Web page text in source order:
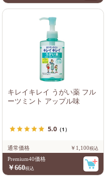
キレイキレイ うがい薬 フル
ーツミント アップル味
5.0 （1）
通常価格
￥1,100
Premium40価格
￥660